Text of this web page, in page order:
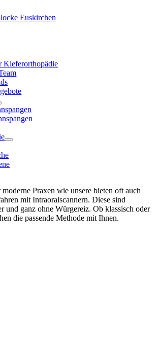
Kieferorthopädie
Praxen wie unsere bieten oft auch
mit Intraoralscannern. Diese sind
und ganz ohne Würgereiz. Ob klassisch oder
die passende Methode mit Ihnen.